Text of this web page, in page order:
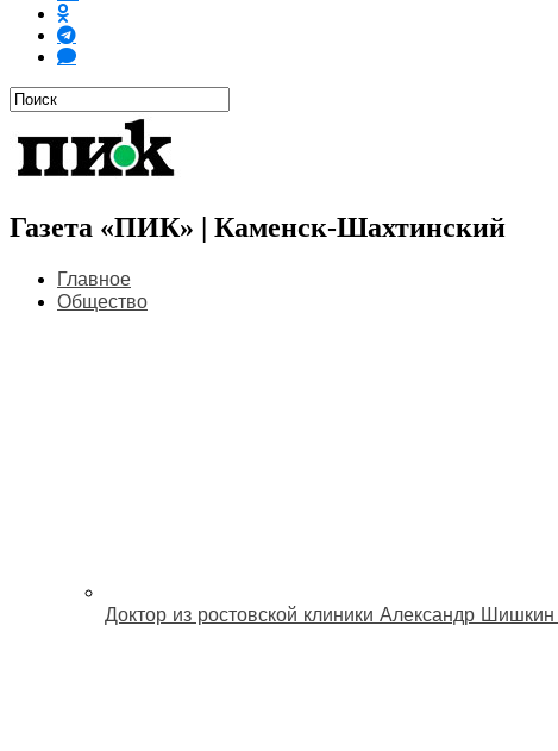
Газета «ПИК» | Каменск-Шахтинский
Главное
Общество
Доктор из ростовской клиники Александр